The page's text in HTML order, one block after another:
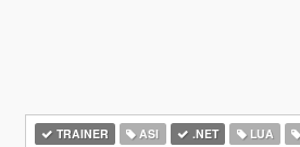
TRAINER ASI .NET LUA